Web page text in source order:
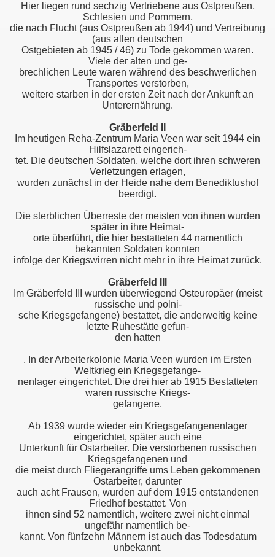
Hier liegen rund sechzig Vertriebene aus Ostpreußen,
Schlesien und Pommern,
die nach Flucht (aus Ostpreußen ab 1944) und Vertreibung
(aus allen deutschen
Ostgebieten ab 1945 / 46) zu Tode gekommen waren.
Viele der alten und ge-
brechlichen Leute waren während des beschwerlichen
Transportes verstorben,
weitere starben in der ersten Zeit nach der Ankunft an
Unterernährung.
Gräberfeld II
Im heutigen Reha-Zentrum Maria Veen war seit 1944 ein
Hilfslazarett eingerich-
tet. Die deutschen Soldaten, welche dort ihren schweren
Verletzungen erlagen,
wurden zunächst in der Heide nahe dem Benediktushof
beerdigt.
Die sterblichen Überreste der meisten von ihnen wurden
später in ihre Heimat-
orte überführt, die hier bestatteten 44 namentlich
bekannten Soldaten konnten
infolge der Kriegswirren nicht mehr in ihre Heimat zurück.
Gräberfeld III
Im Gräberfeld III wurden überwiegend Osteuropäer (meist
russische und polni-
sche Kriegsgefangene) bestattet, die anderweitig keine
letzte Ruhestätte gefun-
den hatten
. In der Arbeiterkolonie Maria Veen wurden im Ersten
Weltkrieg ein Kriegsgefange-
nenlager eingerichtet. Die drei hier ab 1915 Bestatteten
waren russische Kriegs-
gefangene.
Ab 1939 wurde wieder ein Kriegsgefangenenlager
eingerichtet, später auch eine
Unterkunft für Ostarbeiter. Die verstorbenen russischen
Kriegsgefangenen und
die meist durch Fliegerangriffe ums Leben gekommenen
Ostarbeiter, darunter
auch acht Frausen, wurden auf dem 1915 entstandenen
Friedhof bestattet. Von
ihnen sind 52 namentlich, weitere zwei nicht einmal
ungefähr namentlich be-
kannt. Von fünfzehn Männern ist auch das Todesdatum
unbekannt.